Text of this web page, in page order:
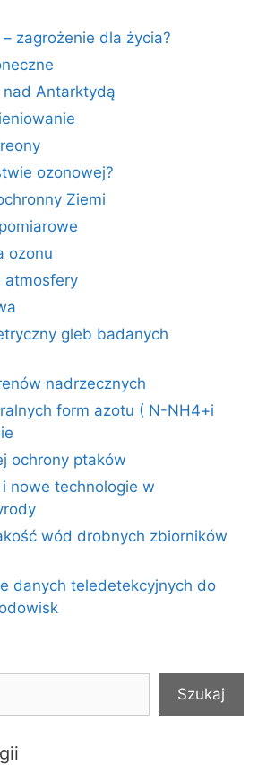
zagrożenie dla życia?
Antarktydą
ozonowej?
Ziemi
ozonu
atmosfery
gleb badanych
nadrzecznych
form azotu ( N-NH4+i
ochrony ptaków
nowe technologie w
wód drobnych zbiorników
danych teledetekcyjnych do
Szukaj